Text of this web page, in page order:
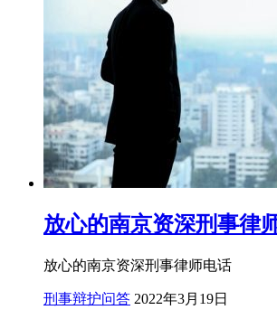
放心的南京资深刑事律
放心的南京资深刑事律师电话
刑事辩护问答 2022年3月19日